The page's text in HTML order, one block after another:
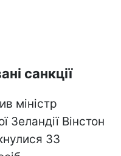
санкції
міністр
Зеландії Вінстон
33